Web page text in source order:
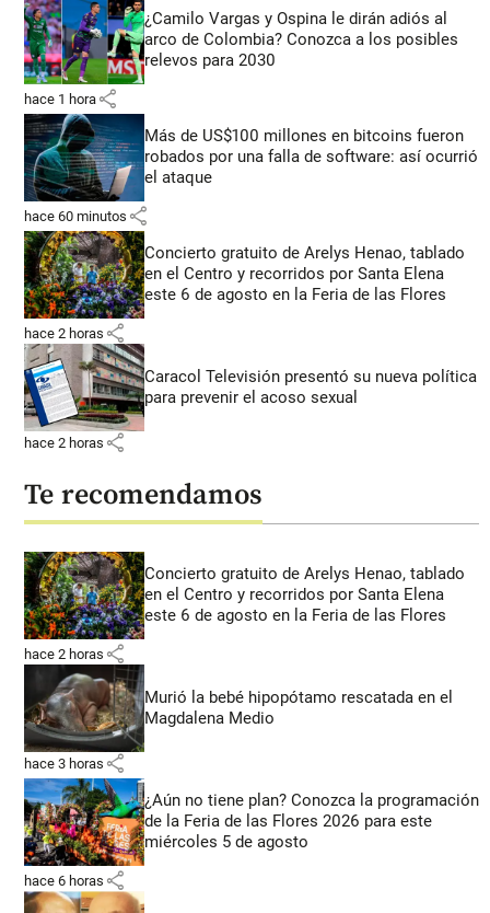
¿Camilo Vargas y Ospina le dirán adiós al
arco de Colombia? Conozca a los posibles
relevos para 2030
hace 1 hora share
Más de US$100 millones en bitcoins fueron
robados por una falla de software: así ocurrió
el ataque
hace 60 minutos share
Concierto gratuito de Arelys Henao, tablado
en el Centro y recorridos por Santa Elena
este 6 de agosto en la Feria de las Flores
hace 2 horas share
Caracol Televisión presentó su nueva política
para prevenir el acoso sexual
hace 2 horas share
Te recomendamos
Concierto gratuito de Arelys Henao, tablado
en el Centro y recorridos por Santa Elena
este 6 de agosto en la Feria de las Flores
hace 2 horas share
Murió la bebé hipopótamo rescatada en el
Magdalena Medio
hace 3 horas share
¿Aún no tiene plan? Conozca la programación
de la Feria de las Flores 2026 para este
miércoles 5 de agosto
hace 6 horas share